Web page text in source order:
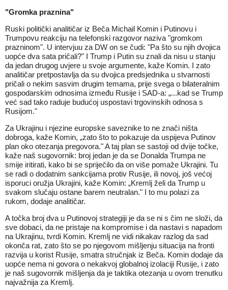
"Gromka praznina"
Ruski politički analitičar iz Beča Michail Komin i Putinovu i
Trumpovu reakciju na telefonski razgovor naziva "gromkom
prazninom". U intervjuu za DW on se čudi: "Pa što su njih dvojica
uopće dva sata pričali?" I Trump i Putin su znali da nisu u stanju
da jedan drugog uvjere u svoje argumente, kaže Komin. I zato
analitičar pretpostavlja da su dvojica predsjednika u stvarnosti
pričali o nekim sasvim drugim temama, prije svega o bilateralnim
gospodarskim odnosima između Rusije i SAD-a: „...kad se Trump
već sad tako raduje budućoj uspostavi trgovinskih odnosa s
Rusijom."
Za Ukrajinu i njezine europske saveznike to ne znači ništa
dobroga, kaže Komin, „zato što to pokazuje da uspijeva Putinov
plan oko otezanja pregovora." A taj plan se sastoji od dvije točke,
kaže naš sugovornik: broj jedan je da se Donalda Trumpa ne
smije iritirati, kako bi se spriječilo da on više pomaže Ukrajini. Tu
se radi o dodatnim sankcijama protiv Rusije, ili novoj, još većoj
isporuci oružja Ukrajini, kaže Komin: „Kremlj želi da Trump u
svakom slučaju ostane barem neutralan." I to mu polazi za
rukom, dodaje analitičar.
A točka broj dva u Putinovoj strategiji je da se ni s čim ne složi, da
sve dobaci, da ne pristaje na kompromise i da nastavi s napadom
na Ukrajinu, tvrdi Komin. Kremlj ne vidi nikakav razlog da sad
okonča rat, zato što se po njegovom mišljenju situacija na fronti
razvija u korist Rusije, smatra stručnjak iz Beča. Komin dodaje da
uopće nema ni govora o nekakvoj globalnoj izolaciji Rusije, i zato
je naš sugovornik mišljenja da je taktika otezanja u ovom trenutku
najvažnija za Kremlj.